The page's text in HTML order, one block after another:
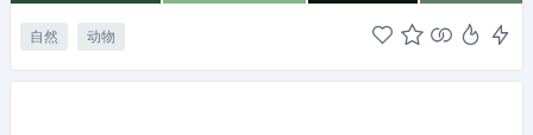
自然 动物